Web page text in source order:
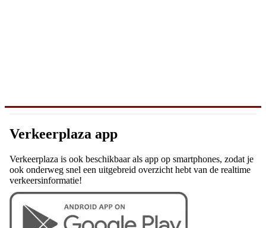
Verkeerplaza app
Verkeerplaza is ook beschikbaar als app op smartphones, zodat je
ook onderweg snel een uitgebreid overzicht hebt van de realtime
verkeersinformatie!